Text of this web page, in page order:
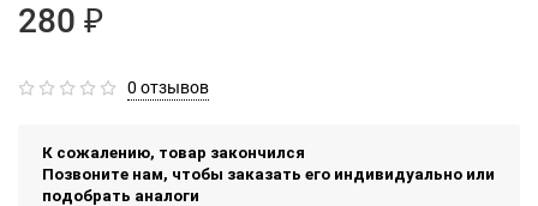
280 ₽
0 отзывов
К сожалению, товар закончился
Позвоните нам, чтобы заказать его индивидуально или
подобрать аналоги